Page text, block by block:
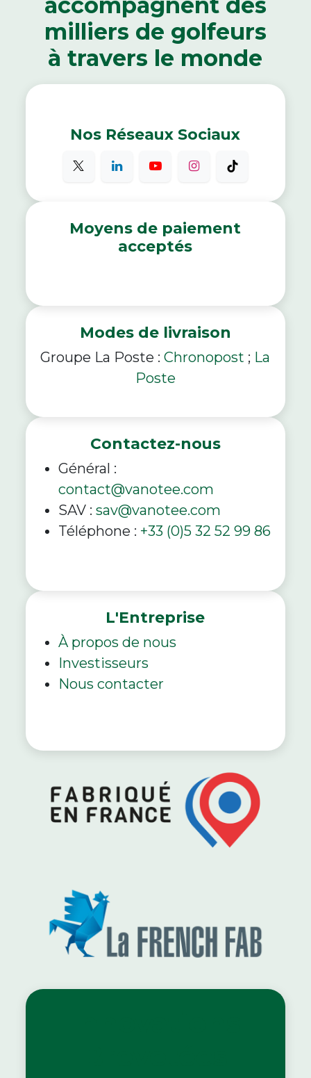
milliers de golfeurs
à travers le monde
Moyens de paiement
acceptés
Modes de livraison
Groupe La Poste :Chronopost ; La
Poste
Contactez-nous
Général :
contact@vanotee.com
SAV :sav@vanotee.com
Téléphone : +33 (0)5 32 52 99 86
L'Entreprise
À propos de nous
Investisseurs
Nous contacter
Nos Réseaux Sociaux